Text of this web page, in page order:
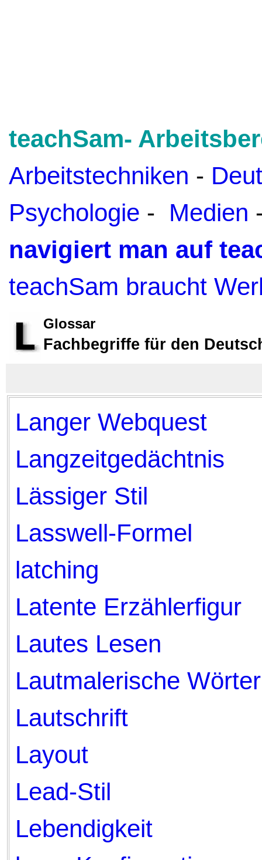
teachSam-
Arbeitstechniken -
Psychologie - Medien
navigiert man auf
teachSam braucht
Glossar
Fachbegriffe für den
Langer Webquest
Langzeitgedächtnis
Lässiger Stil
Lasswell-Formel
latching
Latente Erzählerfigur
Lautes Lesen
Lautmalerische Wörter
Lautschrift
Layout
Lead-Stil
Lebendigkeit